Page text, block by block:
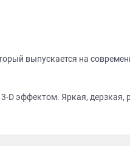
выпускается на
эффектом. Яркая,